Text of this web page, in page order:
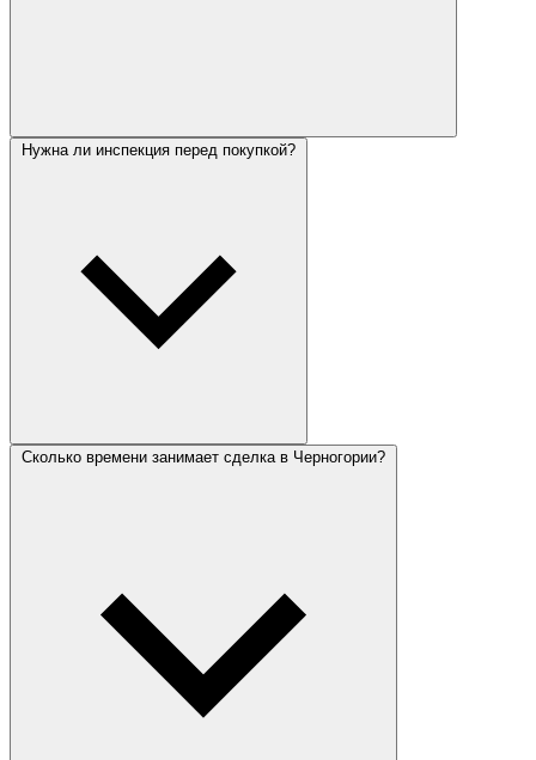
Нужна ли инспекция перед покупкой?
Сколько времени занимает сделка в Черногории?